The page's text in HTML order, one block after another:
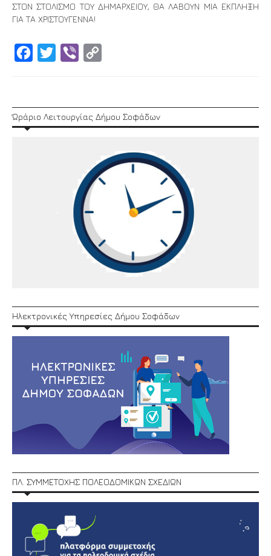
ΣΤΟΝ ΣΤΟΛΙΣΜΟ ΤΟΥ ΔΗΜΑΡΧΕΙΟΥ, ΘΑ ΛΑΒΟΥΝ ΜΙΑ ΕΚΠΛΗΞΗ
ΓΙΑ ΤΑ ΧΡΙΣΤΟΥΓΕΝΝΑ!
Facebook
Twitter Viber
Ώράριο Λειτουργίας Δήμου Σοφάδων
Ηλεκτρονικές Υπηρεσίες Δήμου Σοφάδων
ΠΛ. ΣΥΜΜΕΤΟΧΗΣ ΠΟΛΕΟΔΟΜΙΚΩΝ ΣΧΕΔΙΩΝ